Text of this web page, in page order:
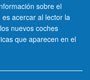
sobre el
acercar al lector la
nuevos coches
que aparecen en el